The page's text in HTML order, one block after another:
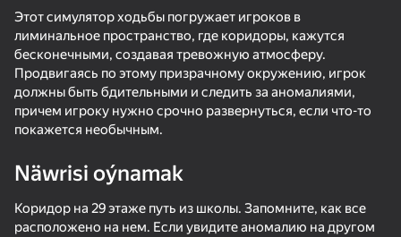
Bu oýun diňe peýza
ugry goldaýar
Этот симулятор ходьбы погружает игроков в
лиминальное пространство, где коридоры, кажутся
бесконечными, создавая тревожную атмосферу.
Продвигаясь по этому призрачному окружению, игрок
должны быть бдительными и следить за аномалиями,
причем игроку нужно срочно развернуться, если что-то
покажется необычным.
Näwrisi oýnamak
Коридор на 29 этаже путь из школы. Запомните, как все
расположено на нем. Если увидите аномалию на другом